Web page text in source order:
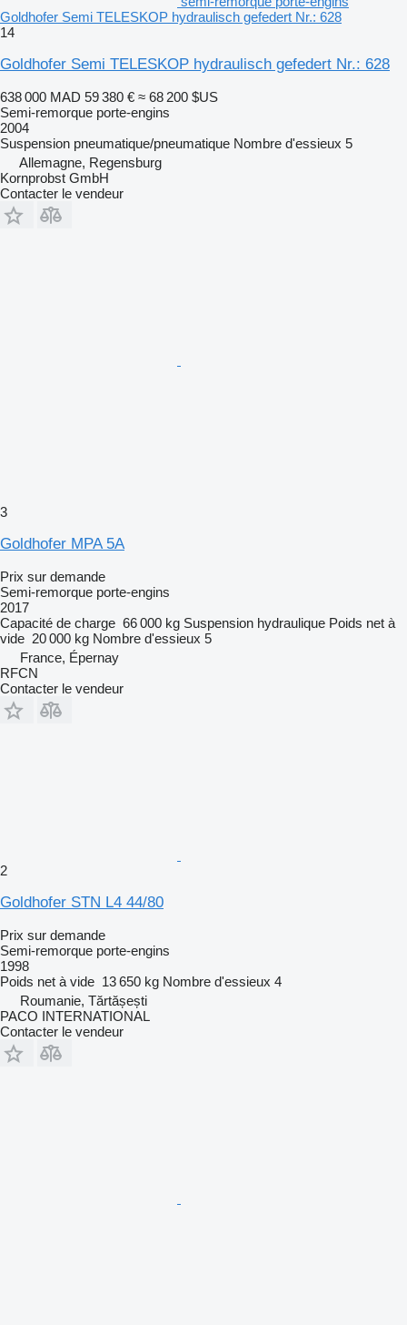
Goldhofer Semi TELESKOP hydraulisch gefedert Nr.: 628
14
Goldhofer Semi TELESKOP hydraulisch gefedert Nr.: 628
638 000 MAD 59 380 € ≈ 68 200 $US
Semi-remorque porte-engins
2004
Suspension pneumatique/pneumatique Nombre d'essieux 5
Allemagne, Regensburg
Kornprobst GmbH
Contacter le vendeur
3
Goldhofer MPA 5A
Prix sur demande
Semi-remorque porte-engins
2017
Capacité de charge 66 000 kg Suspension hydraulique Poids net à
vide 20 000 kg Nombre d'essieux 5
France, Épernay
RFCN
Contacter le vendeur
2
Goldhofer STN L4 44/80
Prix sur demande
Semi-remorque porte-engins
1998
Poids net à vide 13 650 kg Nombre d'essieux 4
Roumanie, Tărtășești
PACO INTERNATIONAL
Contacter le vendeur